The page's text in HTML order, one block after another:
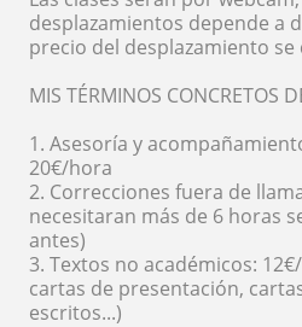
desplazamientos depende a
precio del desplazamiento
MIS TÉRMINOS CONCRETOS
1. Asesoría y
20€/hora
2. Correcciones fuera de
necesitaran más de 6 horas
antes)
3. Textos no académicos:
cartas de presentación,
escritos...)